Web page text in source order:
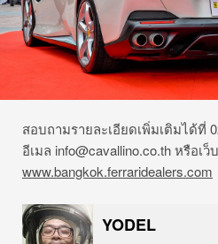
สอบถามรายละเอียดเพิ่มเติมได้ที่
อีเมล info@cavallino.co.th หรือเว็
www.bangkok.ferraridealers.com
YODEL